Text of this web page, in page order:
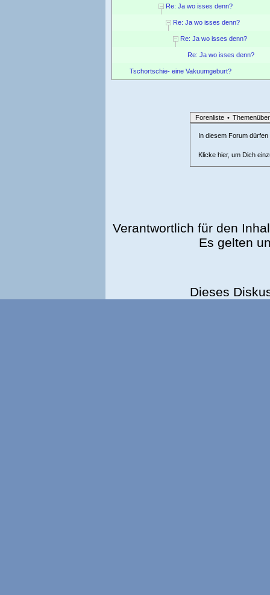
Re: Ja wo isses denn?
Re: Ja wo isses denn?
Re: Ja wo isses denn?
Re: Ja wo isses denn?
Tschortschie- eine Vakuumgeburt?
Forenliste •
In diesem Forum
Klicke hier, um Dich
Verantwortlich für den
Es gelten
Dieses